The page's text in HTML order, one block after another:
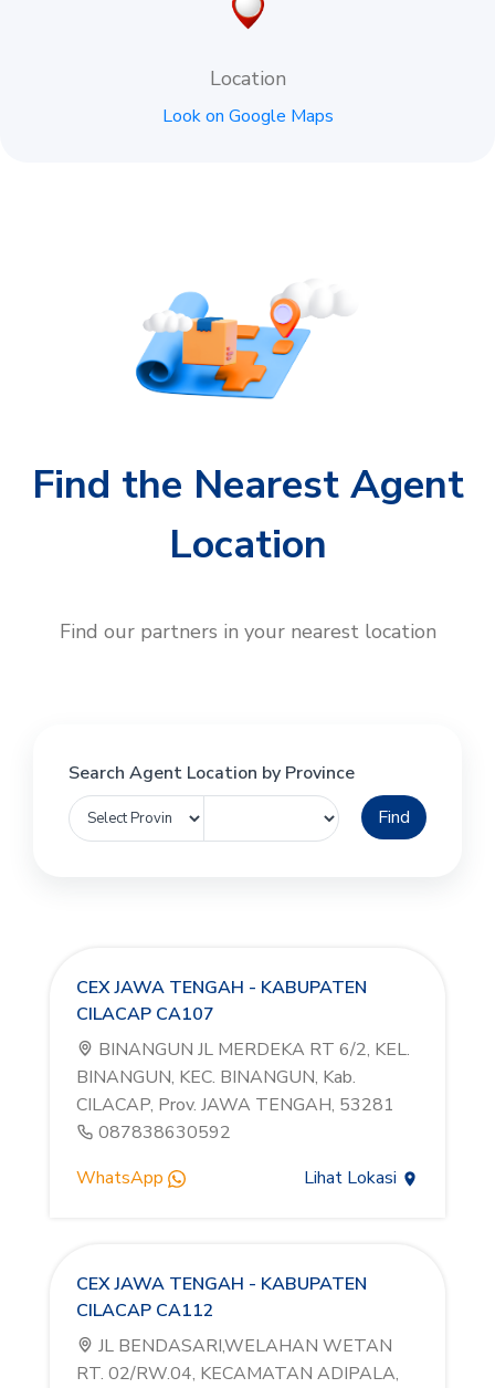
Location
Look on Google Maps
Find the Nearest Agent
Location
Find our partners in your nearest location
Search Agent Location by Province
CEX JAWA TENGAH - KABUPATEN
CILACAP CA107
BINANGUN JL MERDEKA RT 6/2, KEL.
BINANGUN, KEC. BINANGUN, Kab.
CILACAP, Prov. JAWA TENGAH, 53281
087838630592
WhatsApp
Lihat Lokasi
CEX JAWA TENGAH - KABUPATEN
CILACAP CA112
JL BENDASARI,WELAHAN WETAN
RT. 02/RW.04, KECAMATAN ADIPALA,